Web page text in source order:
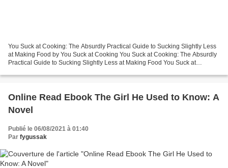
You Suck at Cooking: The Absurdly Practical Guide to Sucking Slightly Less
at Making Food by You Suck at Cooking You Suck at Cooking: The Absurdly
Practical Guide to Sucking Slightly Less at Making Food You Suck at
Online Read Ebook The Girl He Used to Know: A
Novel
Publié le 06/08/2021 à 01:40
Par fygussak